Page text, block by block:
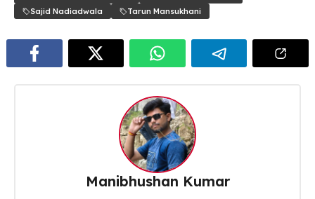
Sajid Nadiadwala
Tarun Mansukhani
Manibhushan Kumar